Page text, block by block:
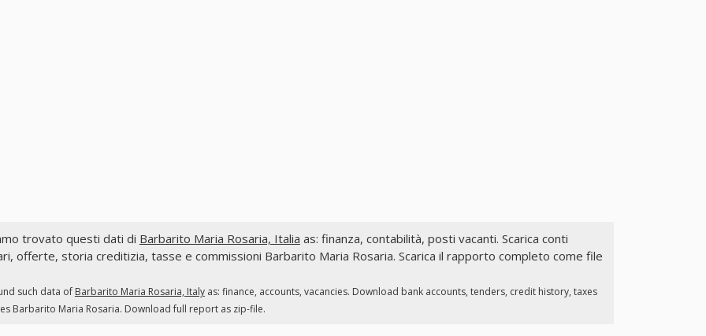
trovato questi dati di Barbarito Maria Rosaria, Italia as: finanza, contabilità, posti vacanti. Scarica conti
offerte, storia creditizia, tasse e commissioni Barbarito Maria Rosaria. Scarica il rapporto completo come file
such data of Barbarito Maria Rosaria, Italyas: finance, accounts, vacancies. Download bank accounts, tenders, credit history, taxes
Barbarito Maria Rosaria. Download full report as zip-file.